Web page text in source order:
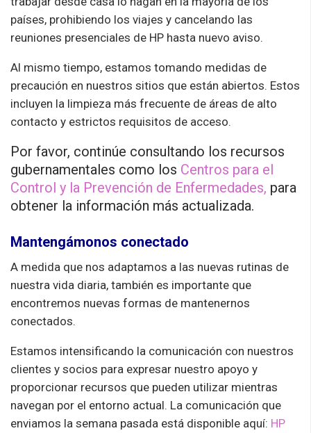
países, prohibiendo los viajes y cancelando las
reuniones presenciales de HP hasta nuevo aviso.
Al mismo tiempo, estamos tomando medidas de
precaución en nuestros sitios que están abiertos. Estos
incluyen la limpieza más frecuente de áreas de alto
contacto y estrictos requisitos de acceso.
Por favor, continúe consultando los recursos
gubernamentales como los Centros para el
Control y la Prevención de Enfermedades, para
obtener la información más actualizada.
Mantengámonos conectado
A medida que nos adaptamos a las nuevas rutinas de
nuestra vida diaria, también es importante que
encontremos nuevas formas de mantenernos
conectados.
Estamos intensificando la comunicación con nuestros
clientes y socios para expresar nuestro apoyo y
proporcionar recursos que pueden utilizar mientras
navegan por el entorno actual. La comunicación que
enviamos la semana pasada está disponible aquí: HP